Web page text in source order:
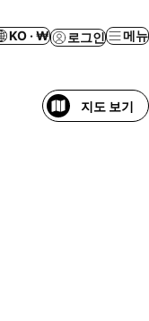
KO · ₩ 로그인 메뉴
지도 보기